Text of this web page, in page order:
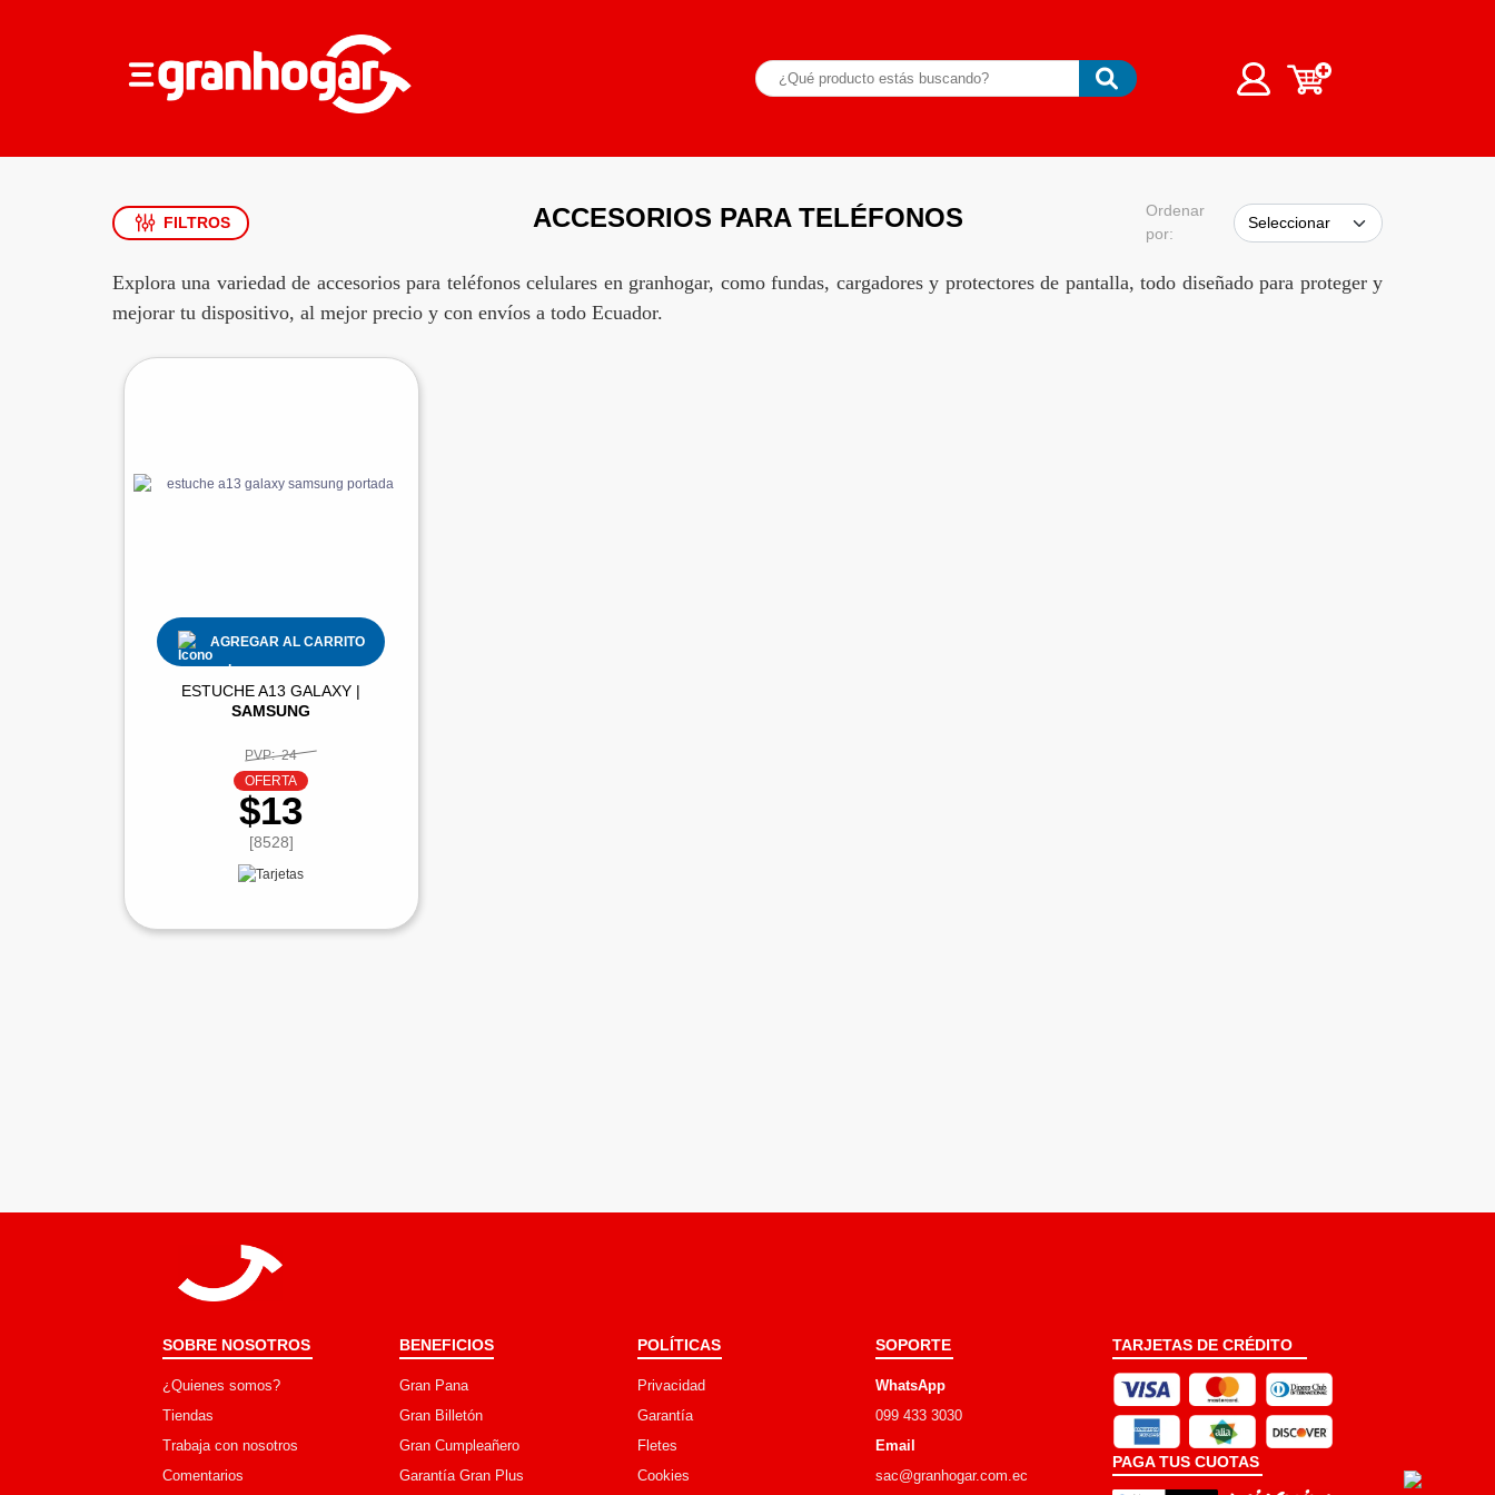
FILTROS ACCESORIOS PARA TELÉFONOS
Ordenar
por:
Explora una variedad de accesorios para teléfonos celulares en granhogar, como fundas, cargadores y protectores de pantalla, todo diseñado para proteger y
mejorar tu dispositivo, al mejor precio y con envíos a todo Ecuador.
AGREGAR AL CARRITO
ESTUCHE A13 GALAXY |
SAMSUNG
PVP: 24
OFERTA
$13
[8528]
SOBRE NOSOTROS
¿Quienes somos?
Tiendas
Trabaja con nosotros
Comentarios
BENEFICIOS
Gran Pana
Gran Billetón
Gran Cumpleañero
Garantía Gran Plus
POLÍTICAS
Privacidad
Garantía
Fletes
Cookies
SOPORTE
WhatsApp
099 433 3030
Email
sac@granhogar.com.ec
TARJETAS DE CRÉDITO
PAGA TUS CUOTAS